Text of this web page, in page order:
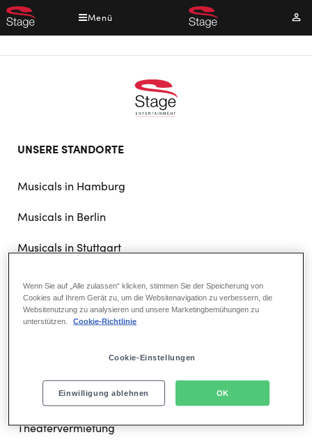
Direkt
zum
Menü
doormat
UNSERE STANDORTE
Musicals in Hamburg
Musicals in Berlin
Musicals in Stuttgart
DAS UNTERNEHMEN
Für Partner
Theatervermietung
Wenn Sie auf „Alle zulassen“ klicken, stimmen Sie der Speicherung von
Cookies auf Ihrem Gerät zu, um die Websitenavigation zu verbessern, die
Websitenutzung zu analysieren und unsere Marketingbemühungen zu
unterstützen.
Cookie-Richtlinie
Cookie-Einstellungen
Einwilligung ablehnen OK